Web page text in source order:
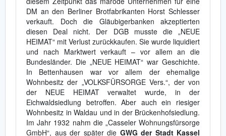
DM an den Berliner Brotfabrikanten Horst Schlesser
verkauft. Doch die Gläubigerbanken akzeptierten
diesen Deal nicht. Der DGB musste die „NEUE
HEIMAT“ mit Verlust zurückkaufen. Sie wurde liquidiert
und nach Marktwert verkauft – vor allem an die
Bundesländer. Die „NEUE HEIMAT“ war Geschichte.
In Bettenhausen war vor allem der ehemalige
Wohnbesitz der „VOLKSFÜRSORGE Vers.“, der von
der NEUE HEIMAT verwaltet wurde, in der
Eichwaldsiedlung betroffen. Aber auch ein riesiger
Wohnbesitz in Waldau und in der Brückenhofsiedlung.
Im Jahr 1932 nahm die „Casseler Wohnungsfürsorge
GmbH“, aus der später die GWG der Stadt Kassel